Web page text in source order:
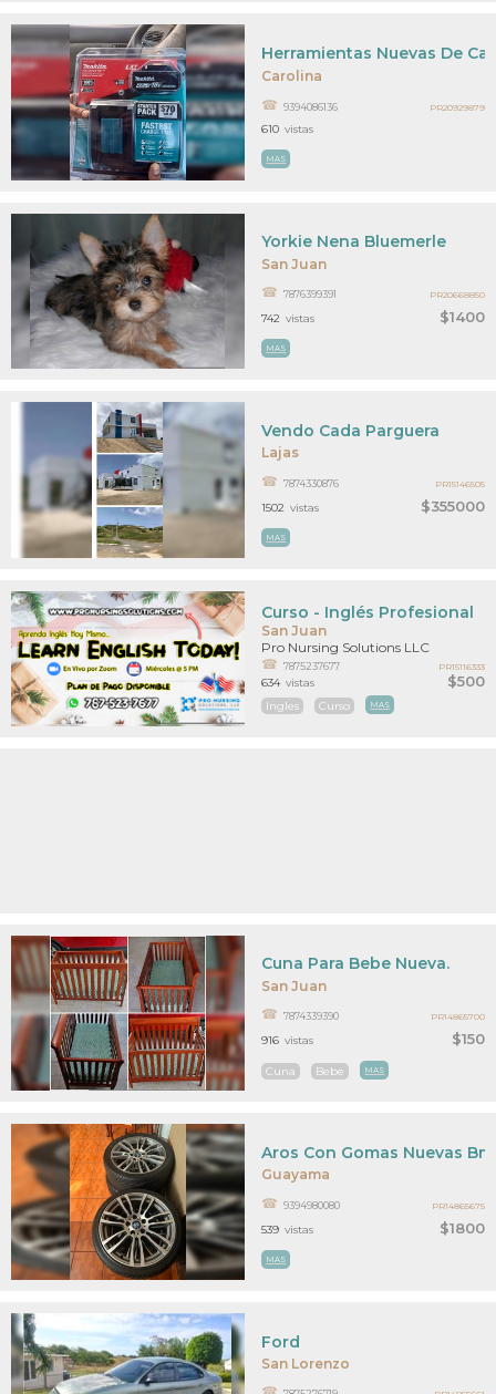
Carolina
Herramientas Nuevas De
9394086136
MAS
610 vistas
PR20929879
San Juan
$1400
Yorkie Nena Bluemerle
7876399391
MAS
742 vistas
PR20668850
Lajas
$355000
Vendo Cada Parguera
7874330876
MAS
1502 vistas
PR15146505
San Juan
$500
Curso - Inglés Profesional
Pro Nursing Solutions LLC
7875237677
Ingles Curso MAS
634 vistas
PR15116333
San Juan
$150
Cuna Para Bebe Nueva.
7874339390
Cuna Bebe MAS
916 vistas
PR14865700
Guayama
$1800
Aros Con Gomas Nuevas
9394980080
MAS
539 vistas
PR14865675
San Lorenzo
Ford